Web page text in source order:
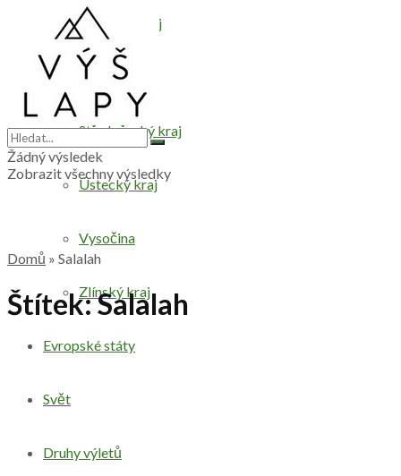
Plzeňský kraj
Praha
Středočeský kraj
Ústecký kraj
Vysočina
Zlínský kraj
Evropské státy
Svět
Druhy výletů
Žádný výsledek
Zobrazit všechny výsledky
Domů » Salalah
Štítek:Salalah